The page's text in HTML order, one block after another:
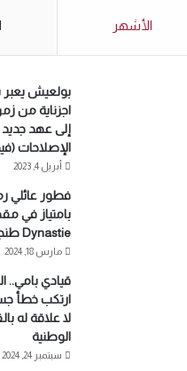
الأشهر
بولعيش يعبر
اجزناية من
إلى عهد
الإصلاحات
أبريل 4, 2023
فطور عائلي
بامتياز في
Dynastie طنجة (فيديو)
مارس 18, 2024
قيادي بامي..
ارتكب خطأ
لا علاقة له
الوطنية
سبتمبر 24, 2024